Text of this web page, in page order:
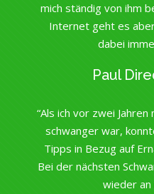
mich ständig von ihm
Internet geht es
dabei
Paul
“Als ich vor zwei
schwanger war,
Tipps in Bezug auf
Bei der nächsten
wieder an